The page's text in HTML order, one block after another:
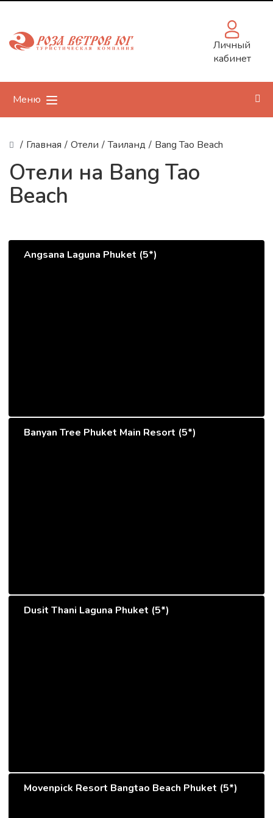
Личный
кабинет
Меню
/ Главная / Отели / Таиланд / Bang Tao Beach
Отели на Bang Tao
Beach
Angsana Laguna Phuket (5*)
Banyan Tree Phuket Main Resort (5*)
Dusit Thani Laguna Phuket (5*)
Movenpick Resort Bangtao Beach Phuket (5*)